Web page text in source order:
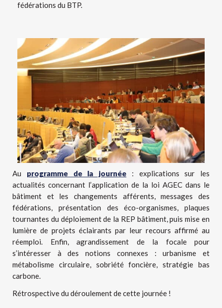
fédérations du BTP.
Au programme de la journée : explications sur les
actualités concernant l’application de la loi AGEC dans le
bâtiment et les changements afférents, messages des
fédérations, présentation des éco-organismes, plaques
tournantes du déploiement de la REP bâtiment, puis mise en
lumière de projets éclairants par leur recours affirmé au
réemploi. Enfin, agrandissement de la focale pour
s’intéresser à des notions connexes : urbanisme et
métabolisme circulaire, sobriété foncière, stratégie bas
carbone.
Rétrospective du déroulement de cette journée !